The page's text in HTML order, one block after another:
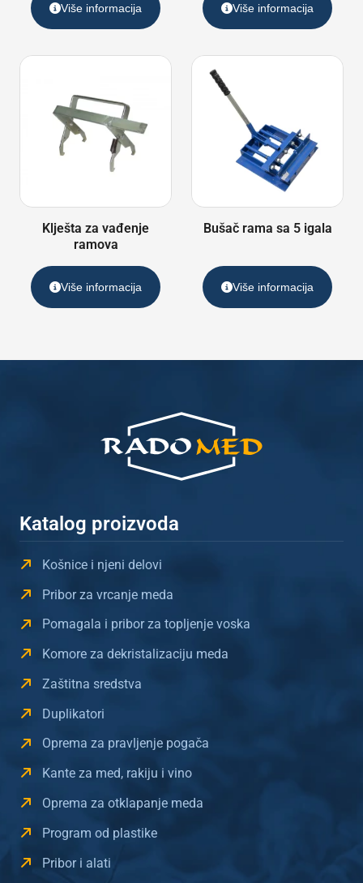
Više informacija Više informacija
Klješta za vađenje
ramova
Više informacija
Bušač rama sa 5 igala
Više informacija
Katalog proizvoda
Košnice i njeni delovi
Pribor za vrcanje meda
Pomagala i pribor za topljenje voska
Komore za dekristalizaciju meda
Zaštitna sredstva
Duplikatori
Oprema za pravljenje pogača
Kante za med, rakiju i vino
Oprema za otklapanje meda
Program od plastike
Pribor i alati